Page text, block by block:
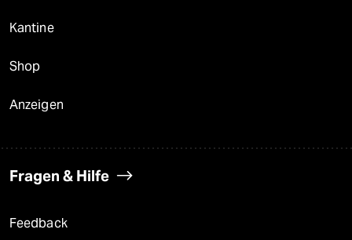
Kantine
Shop
Anzeigen
Fragen & Hilfe
Feedback